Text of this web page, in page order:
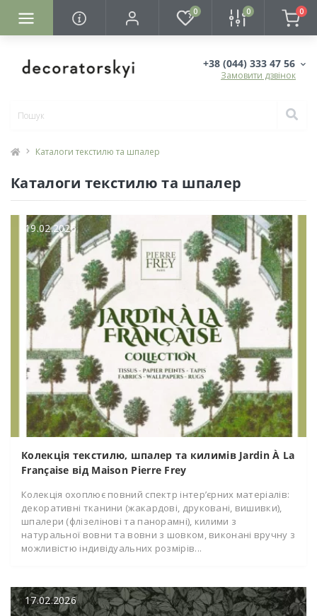
0 0 0
+38 (044) 333 47 56
Замовити дзвінок
Каталоги текстилю та шпалер
Каталоги текстилю та шпалер
19.02.2026
Колекція текстилю, шпалер та килимів Jardin À La
Française від Maison Pierre Frey
Колекція охоплює повний спектр інтер’єрних матеріалів:
декоративні тканини (жакардові, друковані, вишивки),
шпалери (флізелінові та панорамні), килими з
натуральної вовни та вовни з шовком, виконані вручну з
можливістю індивідуальних розмірів...
17.02.2026